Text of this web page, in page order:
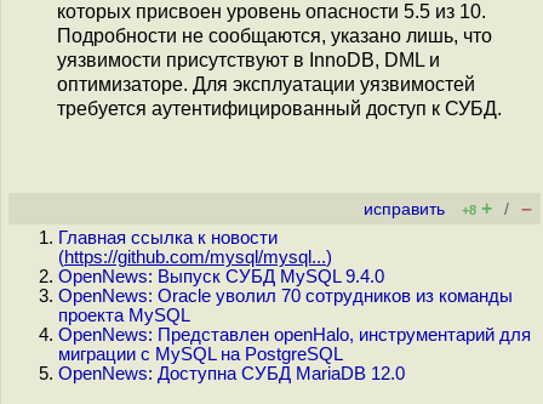
которых присвоен уровень опасности 5.5 из 10.
Подробности не сообщаются, указано лишь, что
уязвимости присутствуют в InnoDB, DML и
оптимизаторе. Для эксплуатации уязвимостей
требуется аутентифицированный доступ к СУБД.
исправить +8 + / –
Главная ссылка к новости
(https://github.com/mysql/mysql...)
OpenNews: Выпуск СУБД MySQL 9.4.0
OpenNews: Oracle уволил 70 сотрудников из команды
проекта MySQL
OpenNews: Представлен openHalo, инструментарий для
миграции с MySQL на PostgreSQL
OpenNews: Доступна СУБД MariaDB 12.0